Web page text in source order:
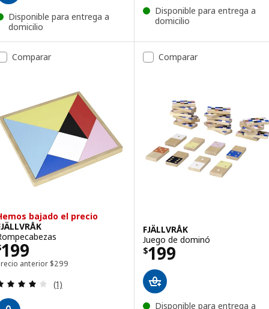
Disponible para entrega a
domicilio
Disponible para entrega a
domicilio
Comparar
bajado el precio
199 $ 199
anterior $299
Precio anterior $ 299
Revisa: 4 de 5 estrellas. Total opiniones:
(1)
Comparar
FJÄLLVRÅK
Juego de dominó
$199
Precio $ 199
Disponible para entrega a